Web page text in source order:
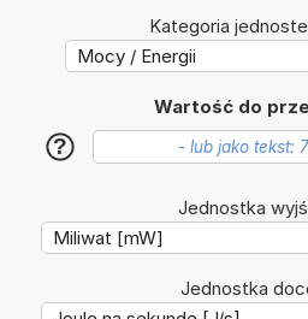
Kategoria
Wartość do
?
Jednostka
Jednostka